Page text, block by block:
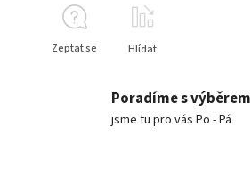
Zeptat se Hlídat
Poradíme s výběrem
jsme tu pro vás Po - Pá